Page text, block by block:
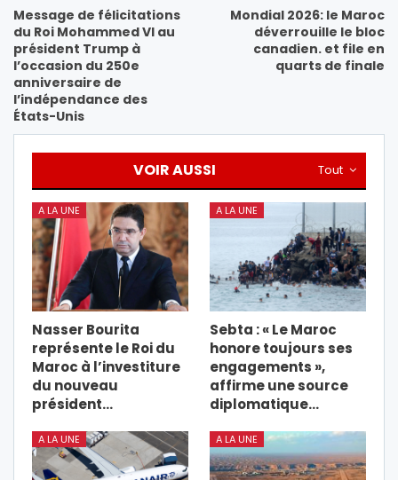
Message de félicitations
du Roi Mohammed VI au
président Trump à
l’occasion du 250e
anniversaire de
l’indépendance des
États-Unis
Mondial 2026: le Maroc
déverrouille le bloc
canadien. et file en
quarts de finale
Tout
VOIR AUSSI
A LA UNE
Nasser Bourita
représente le Roi du
Maroc à l’investiture
du nouveau
président…
A LA UNE
Sebta : « Le Maroc
honore toujours ses
engagements »,
affirme une source
diplomatique…
A LA UNE A LA UNE